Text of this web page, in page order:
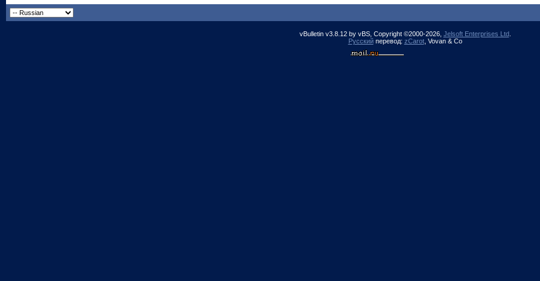
vBulletin v3.8.12 by vBS, Copyright ©2000-2026, Jelsoft Enterprises Ltd.
Русскийперевод: zCarot, Vovan & Co